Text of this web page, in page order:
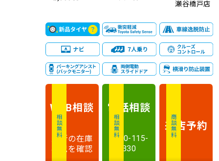
瀬谷橋戸店
相談無料
WEB相談
最新の在庫
状況を確認
相談無料
電話相談
0120-115-
330
商談無料
来店予約